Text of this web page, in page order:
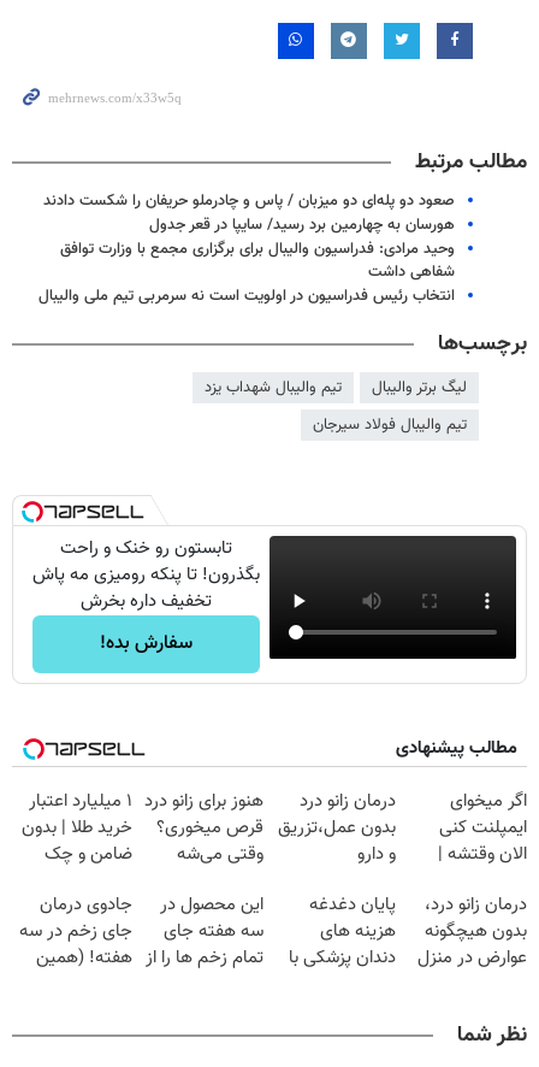
مطالب مرتبط
صعود دو پله‌ای دو میزبان / پاس و چادرملو حریفان را شکست دادند
هورسان به چهارمین برد رسید/ سایپا در قعر جدول
وحید مرادی: فدراسیون والیبال برای برگزاری مجمع با وزارت توافق
شفاهی داشت
انتخاب رئیس فدراسیون در اولویت است نه سرمربی تیم ملی والیبال
برچسب‌ها
لیگ برتر والیبال
تیم والیبال شهداب یزد
تیم والیبال فولاد سیرجان
تابستون رو خنک و راحت
بگذرون! تا پنکه رومیزی مه پاش
تخفیف داره بخرش
سفارش بده!
مطالب پیشنهادی
اگر میخوای
ایمپلنت کنی
الان وقتشه |
میلیون تومان!!!
درمان زانو درد
بدون عمل،تزریق
و دارو
هنوز برای زانو درد
قرص میخوری؟
وقتی می‌شه
درمانش کرد؟؟؟؟
۱ میلیارد اعتبار
خرید طلا | بدون
ضامن و چک
درمان زانو درد،
بدون هیچگونه
عوارض در منزل
پایان دغدغه
هزینه های
دندان پزشکی با
این محصول در
سه هفته جای
تمام زخم ها را از
جادوی درمان
جای زخم در سه
هفته! (همین
نظر شما